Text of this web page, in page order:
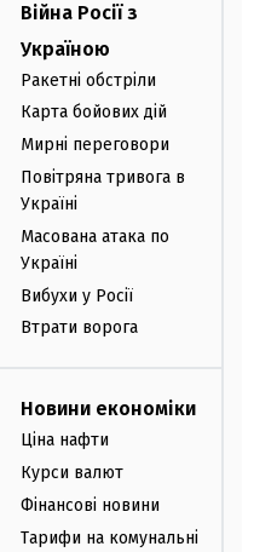
Війна Росії з
Україною
Ракетні обстріли
Карта бойових дій
Мирні переговори
Повітряна тривога в
Україні
Масована атака по
Україні
Вибухи у Росії
Втрати ворога
Новини економіки
Ціна нафти
Курси валют
Фінансові новини
Тарифи на комунальні